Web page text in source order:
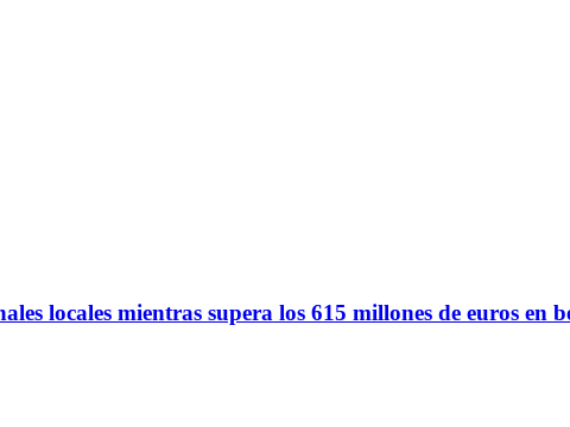
locales mientras supera los 615 millones de euros en